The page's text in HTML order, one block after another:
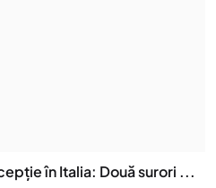
în Italia: Două surori ...